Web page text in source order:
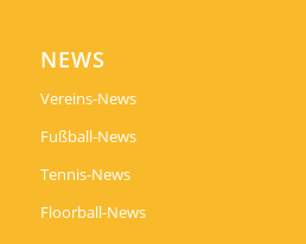
NEWS
Vereins-News
Fußball-News
Tennis-News
Floorball-News